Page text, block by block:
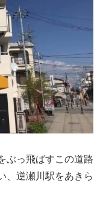
ぶっ飛ばすこの道路
、逆瀬川駅をあきら